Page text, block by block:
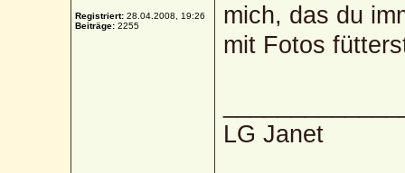
Registriert: 28.04.2008, 19:26
Beiträge: 2255
mich, das du
mit Fotos
LG Janet